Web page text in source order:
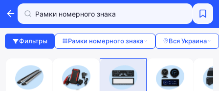
Фильтры Рамки номерного знака Вся Украина